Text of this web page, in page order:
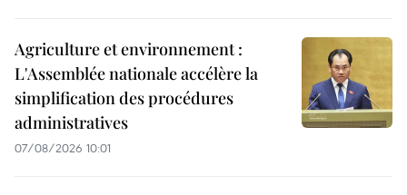
Agriculture et environnement :
L'Assemblée nationale accélère la
simplification des procédures
administratives
07/08/2026 10:01